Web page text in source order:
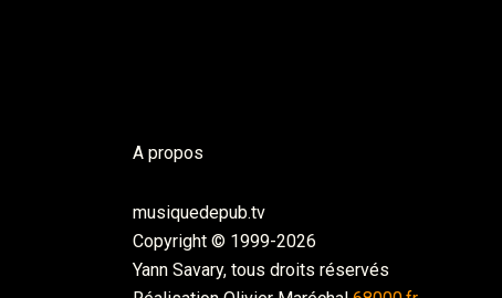
A propos
musiquedepub.tv
Copyright © 1999-2026
Yann Savary, tous droits réservés